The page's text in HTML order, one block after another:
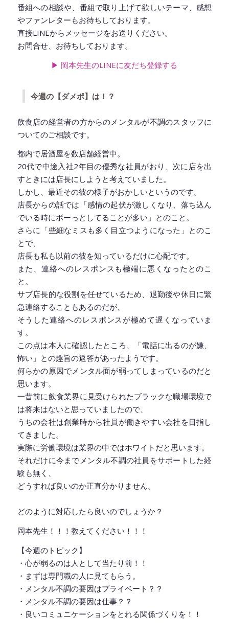
番組への相談や、番組で取り上げて欲しいテーマ、感想
やファンレターもお待ちしております。
直接LINEからメッセージをお送りください。
お問合せ、お待ちしております。
▶︎ 岡本先生のLINEに友だち登録する
今週の【ダメポ】は！？
飲食店の経営者の方からのメンタルが不調のスタッフに
ついてのご相談です。
都内で居酒屋を数店舗経営中。
20代で中途入社2年目の優秀な社員がおり、次に店を出
すときには店長にしようと考えていました。
しかし、最近その彼の様子がおかしいというのです。
店長からの話では「感情の起伏が激しくなり、落ち込ん
でいる時にボーっとしてることが多い」とのこと。
さらに「些細なミスも多く目立つようになった」とのこ
とで、
店長も私も以前の彼を知っているだけに心配です。
また、連絡へのレスポンスも極端に悪くなったとのこ
と。
サブ店長的な役割を任せているため、退勤後や休日に緊
急連絡することもあるのだが、
そうした連絡へのレスポンスが極めて遅くなっていま
す。
この点は本人に確認したところ、「電話に出るのが嫌、
怖い」との趣旨の返答があったようです。
何らかの原因でメンタル面が弱ってしまっているのだと
思います。
一昔前に飲食業界に見受けられたブラックな職場環境で
は将来はないと思っていましたので、
うちの会社は創業時から社員が働きやすい会社を目指し
てきました。
実際に労働環境は業界の中ではホワイトだと思います。
それだけに今までメンタル不調の社員をサポートした経
験も無く、
どうすれば良いのか正直分かりません。
どのように対応したら良いのでしょうか？
岡本先生！！！教えてください！！！
【今週のトピック】
・心が弱るのは人として当たり前！！
・まずは専門職の人に見てもらう。
・メンタル不調の要因はプライベート？？
・メンタル不調の要因は仕事？？
・良いコミュニケーションをとれる関係づくりを！！